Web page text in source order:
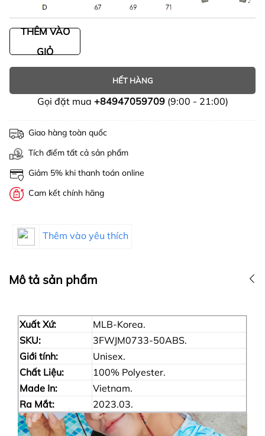
THÊM VÀO
GIỎ
HẾT HÀNG
Gọi đặt mua +84947059709(9:00 - 21:00)
Giao hàng toàn quốc
Tích điểm tất cả sản phẩm
Giảm 5% khi thanh toán online
Cam kết chính hãng
Thêm vào yêu thích
Mô tả sản phẩm
Xuất Xứ:
MLB-Korea.
SKU:
3FWJM0733-50ABS.
Giới tính:
Unisex.
Chất Liệu:
100% Polyester.
Made In:
Vietnam.
Ra Mắt:
2023.03.